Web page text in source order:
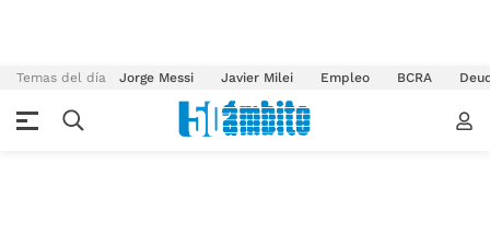
Temas del día Jorge Messi Javier Milei Empleo BCRA